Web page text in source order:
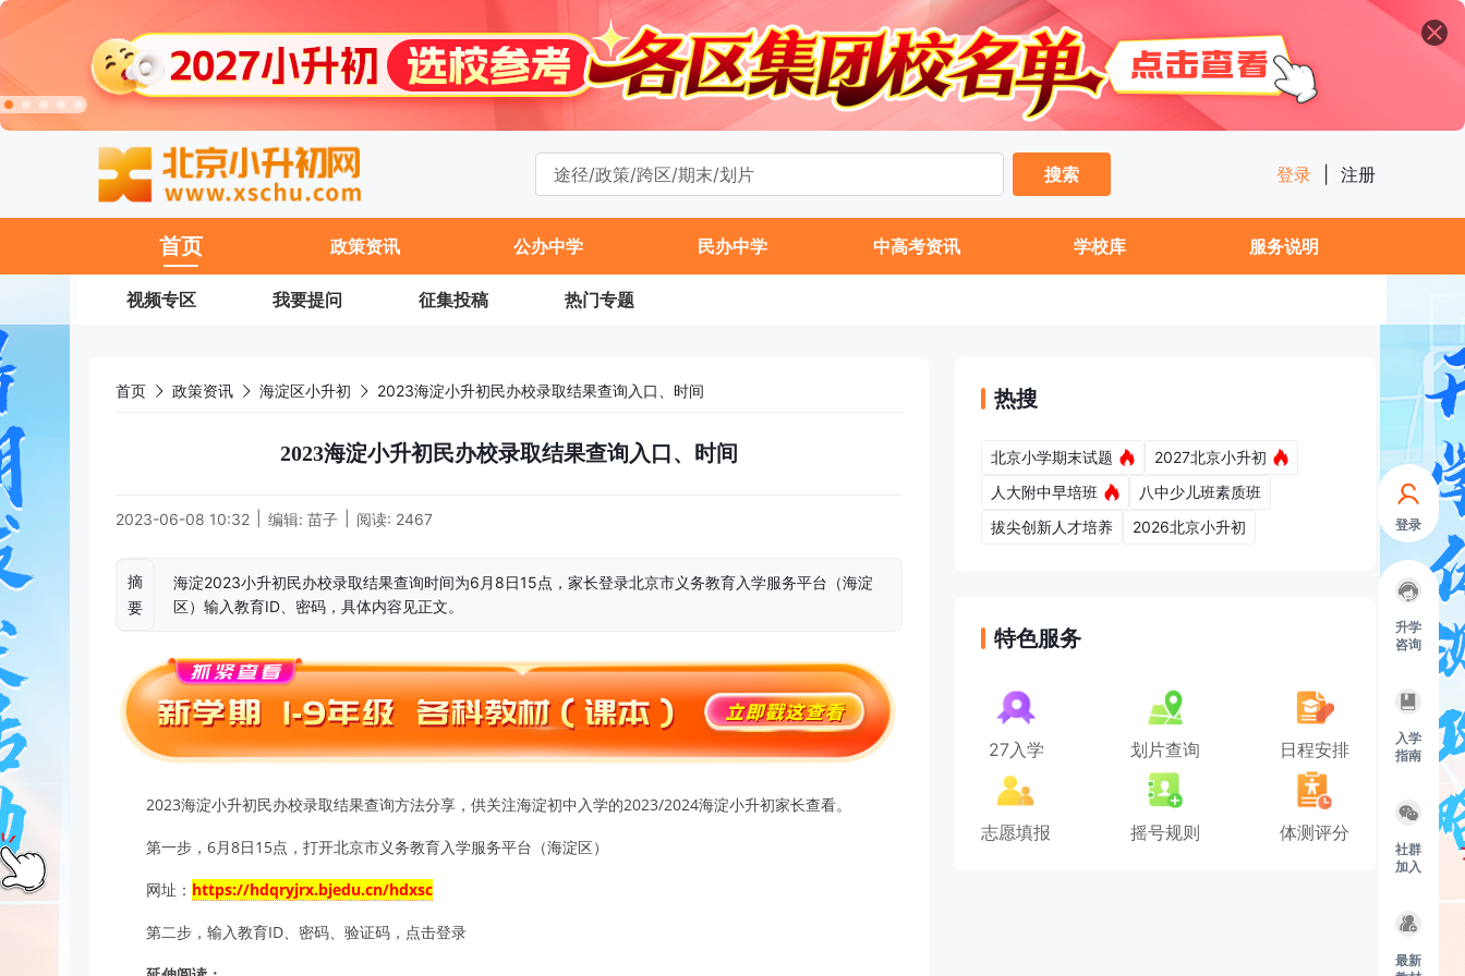
登录
升学
咨询
入学
指南
社群
加入
最新
搜索
登录 注册
首页 政策资讯 公办中学 民办中学 中高考资讯 学校库 服务说明
视频专区 我要提问 征集投稿 热门专题
首页 政策资讯 海淀区小升初 2023海淀小升初民办校录取结果查询入口、时间
2023海淀小升初民办校录取结果查询入口、时间
2023-06-08 10:32 编辑: 苗子 阅读: 2467
摘
要
海淀2023小升初民办校录取结果查询时间为6月8日15点，家长登录北京市义务教育入学服务平台（海淀
区）输入教育ID、密码，具体内容见正文。
2023海淀小升初民办校录取结果查询方法分享，供关注海淀初中入学的2023/2024海淀小升初家长查看。
第一步，6月8日15点，打开北京市义务教育入学服务平台（海淀区）
网址： https://hdqryjrx.bjedu.cn/hdxsc
第二步，输入教育ID、密码、验证码，点击登录
热搜
北京小学期末试题
2027北京小升初
人大附中早培班
八中少儿班素质班
拔尖创新人才培养
2026北京小升初
特色服务
27入学 划片查询 日程安排
志愿填报 摇号规则 体测评分